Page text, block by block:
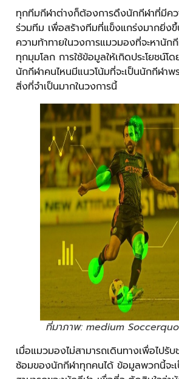
ทุกทีมกีฬาต่างก็ต้องการดึงนักกีฬาที่มีคว
ร่วมทีม เพื่อสร้างทีมที่แข็งแกร่งมากยิ่ง
ความท้าทายในวงการแมวมองที่จะหานัก
ทุกมุมโลก การใช้ข้อมูลให้เกิดประโยชน์โด
นักกีฬาคนไหนมีแนวโน้มที่จะเป็นนักกีฬาพ
สิ่งที่จำเป็นมากในวงการนี้
ที่มาภาพ: medium
เมื่อแมวมองไม่สามารถเดินทางเพื่อไปรั
ซ้อมของนักกีฬาทุกคนได้ ข้อมูลพวกนี้จะ